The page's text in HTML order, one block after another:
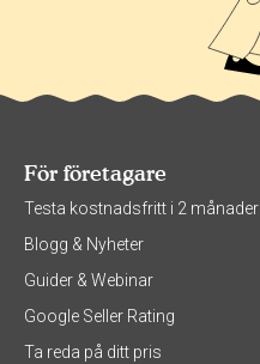
För företagare
Testa kostnadsfritt i 2 månader
Blogg & Nyheter
Guider & Webinar
Google Seller Rating
Ta reda på ditt pris